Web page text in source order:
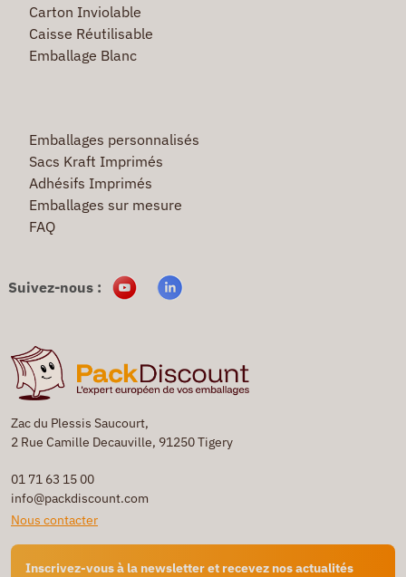
Zac du Plessis Saucourt,
2 Rue Camille Decauville, 91250 Tigery
01 71 63 15 00
info@packdiscount.com
Nous contacter
Inscrivez-vous à la newsletter et recevez nos actualités
Carton Inviolable
Caisse Réutilisable
Emballage Blanc
Emballages personnalisés
Sacs Kraft Imprimés
Adhésifs Imprimés
Emballages sur mesure
FAQ
Suivez-nous :